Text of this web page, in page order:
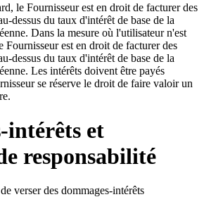
le Fournisseur est en droit de facturer des
dessus du taux d'intérêt de base de la
Dans la mesure où l'utilisateur n'est
Fournisseur est en droit de facturer des
dessus du taux d'intérêt de base de la
Les intérêts doivent être payés
se réserve le droit de faire valoir un
intérêts et
responsabilité
verser des dommages-intérêts